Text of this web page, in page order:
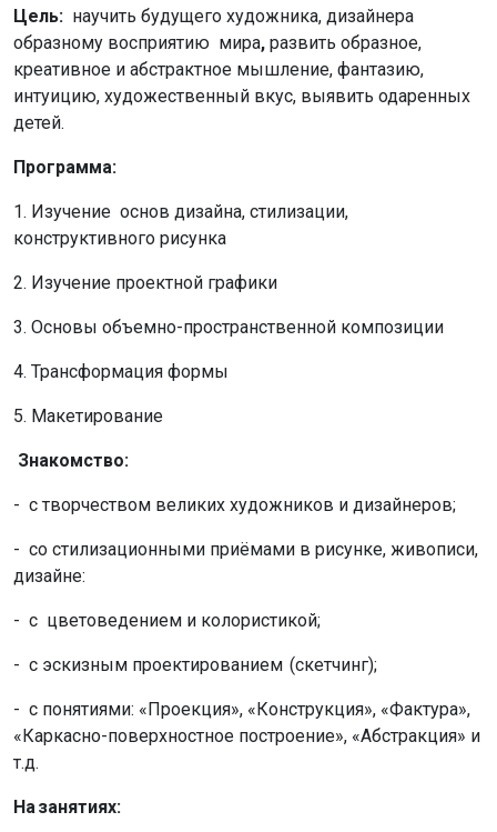
Цель: научить будущего художника, дизайнера
образному восприятию мира, развить образное,
креативное и абстрактное мышление, фантазию,
интуицию, художественный вкус, выявить одаренных
детей.
Программа:
1. Изучение основ дизайна, стилизации,
конструктивного рисунка
2. Изучение проектной графики
3. Основы объемно-пространственной композиции
4. Трансформация формы
5. Макетирование
Знакомство:
- с творчеством великих художников и дизайнеров;
- со стилизационными приёмами в рисунке, живописи,
дизайне:
- с цветоведением и колористикой;
- с эскизным проектированием (скетчинг);
- с понятиями: «Проекция», «Конструкция», «Фактура»,
«Каркасно-поверхностное построение», «Абстракция» и
т.д.
На занятиях: